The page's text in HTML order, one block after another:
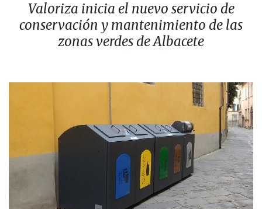
Valoriza inicia el nuevo servicio de
conservación y mantenimiento de las
zonas verdes de Albacete